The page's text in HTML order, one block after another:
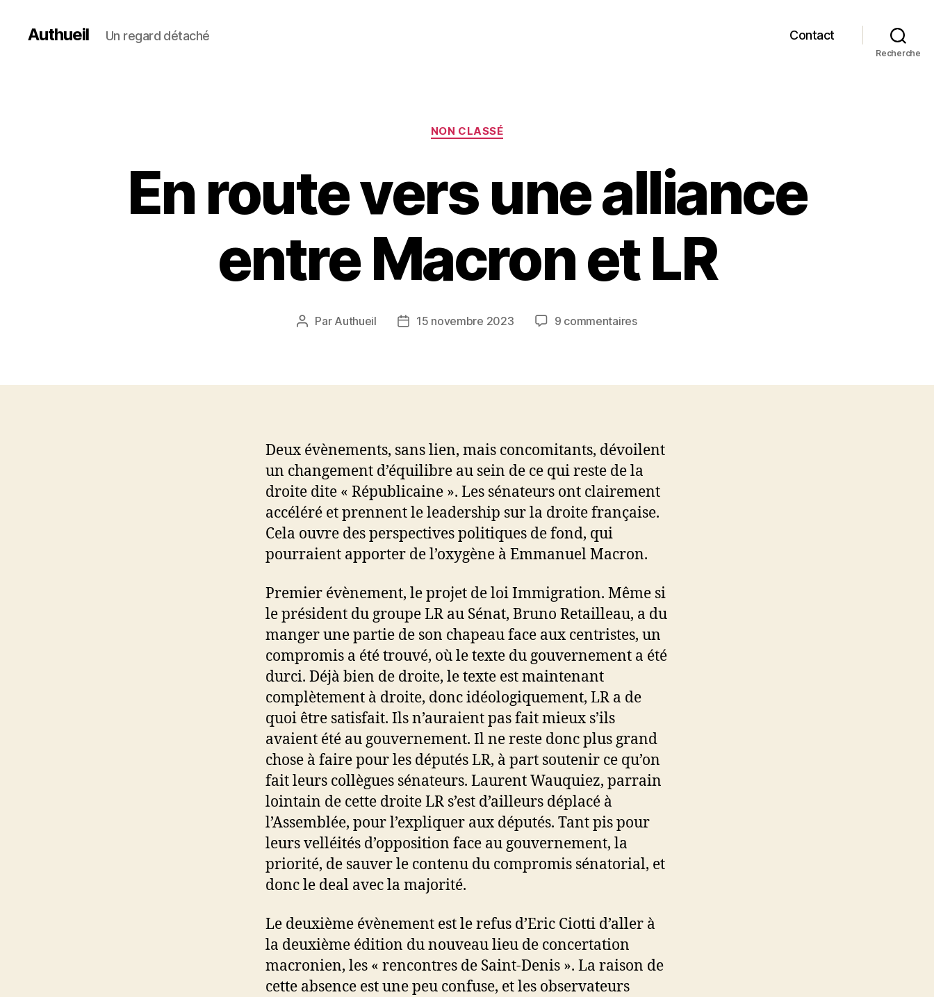
Authueil Un regard détaché Contact
Recherche
Catégories
NON CLASSÉ
En route vers une alliance
entre Macron et LR
Auteur
Par Authueil
Date15 novembre 2023 9 commentairessur
une
et
LR
Deux évènements, sans lien, mais concomitants, dévoilent
un changement d’équilibre au sein de ce qui reste de la
droite dite « Républicaine ». Les sénateurs ont clairement
accéléré et prennent le leadership sur la droite française.
Cela ouvre des perspectives politiques de fond, qui
pourraient apporter de l’oxygène à Emmanuel Macron.
Premier évènement, le projet de loi Immigration. Même si
le président du groupe LR au Sénat, Bruno Retailleau, a du
manger une partie de son chapeau face aux centristes, un
compromis a été trouvé, où le texte du gouvernement a été
durci. Déjà bien de droite, le texte est maintenant
complètement à droite, donc idéologiquement, LR a de
quoi être satisfait. Ils n’auraient pas fait mieux s’ils
avaient été au gouvernement. Il ne reste donc plus grand
chose à faire pour les députés LR, à part soutenir ce qu’on
fait leurs collègues sénateurs. Laurent Wauquiez, parrain
lointain de cette droite LR s’est d’ailleurs déplacé à
l’Assemblée, pour l’expliquer aux députés. Tant pis pour
leurs velléités d’opposition face au gouvernement, la
priorité, de sauver le contenu du compromis sénatorial, et
donc le deal avec la majorité.
Le deuxième évènement est le refus d’Eric Ciotti d’aller à
la deuxième édition du nouveau lieu de concertation
macronien, les « rencontres de Saint-Denis ». La raison de
cette absence est une peu confuse, et les observateurs